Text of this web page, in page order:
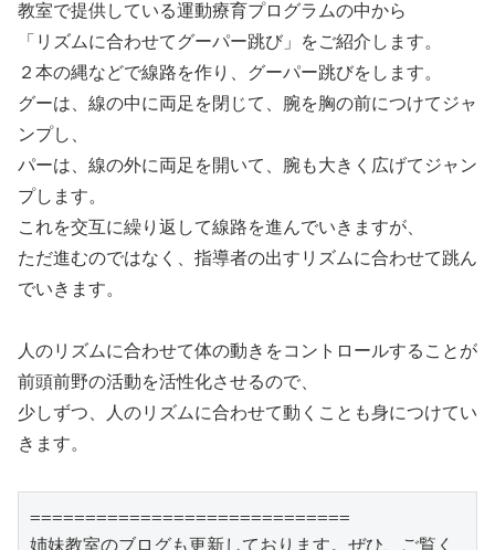
教室で提供している運動療育プログラムの中から
「リズムに合わせてグーパー跳び」をご紹介します。
２本の縄などで線路を作り、グーパー跳びをします。
グーは、線の中に両足を閉じて、腕を胸の前につけてジャ
ンプし、
パーは、線の外に両足を開いて、腕も大きく広げてジャン
プします。
これを交互に繰り返して線路を進んでいきますが、
ただ進むのではなく、指導者の出すリズムに合わせて跳ん
でいきます。
人のリズムに合わせて体の動きをコントロールすることが
前頭前野の活動を活性化させるので、
少しずつ、人のリズムに合わせて動くことも身につけてい
きます。
=============================
姉妹教室のブログも更新しております。ぜひ、ご覧く